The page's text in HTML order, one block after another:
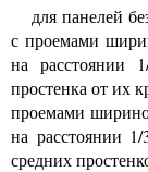
для панелей
с проемами
на расстоянии
простенка от их
проемами
на расстоянии
средних